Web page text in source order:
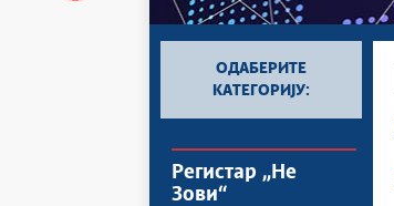
ОДАБЕРИТЕ
КАТЕГОРИЈУ:
Регистар „Не
Зови“